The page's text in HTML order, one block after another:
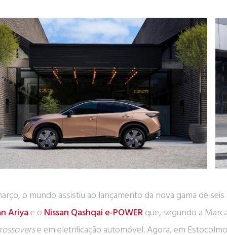
o mundo assistiu ao lançamento da nova gama de
Ariyae o Nissan Qashqai e-POWER que, segundo a
e em eletrificação automóvel. Agora, em